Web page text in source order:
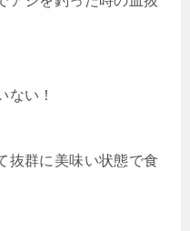
ない！
抜群に美味い状態で食